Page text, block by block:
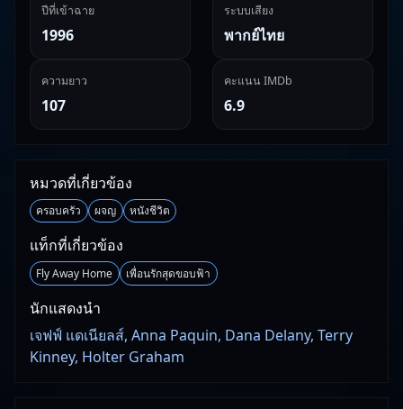
ปีที่เข้าฉาย
1996
ระบบเสียง
พากย์ไทย
ความยาว
107
คะแนน IMDb
6.9
หมวดที่เกี่ยวข้อง
ครอบครัว ผจญ หนังชีวิต
แท็กที่เกี่ยวข้อง
Fly Away Home เพื่อนรักสุดขอบฟ้า
นักแสดงนำ
เจฟฟ์ แดเนียลส์, Anna Paquin, Dana Delany, Terry
Kinney, Holter Graham